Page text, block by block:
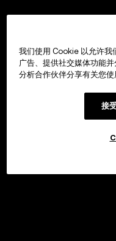
我们使用 Cookie 以允许我
广告、提供社交媒体功能
分析合作伙伴分享有关您使
接